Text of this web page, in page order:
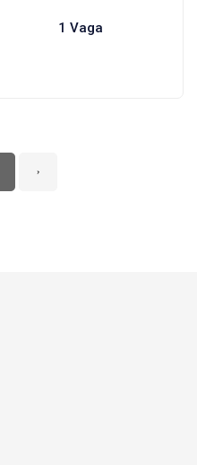
1 Vaga
›